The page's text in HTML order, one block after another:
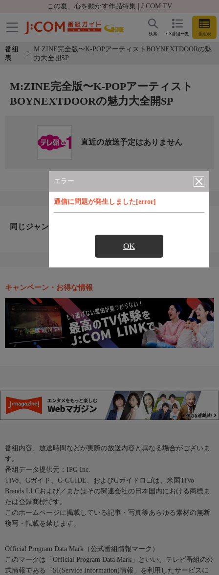
この夏、心を動かす作品特集 | J:COM TV
CS番組一覧 番組表
検索
番組
表
M:ZINE完全版〜K-POPアーティストBOYNEXTDOORの魅
力大全開SP
エラー
通信に問題が発生しました[error]
OK
M:ZINE完全版〜K-POPアーティスト
BOYNEXTDOORの魅力大全開SP
直近の放送予定はありません
同じジャンルのおすすめ番組
キャンペーン・お得な情報
番組内容、放送時間などが実際の放送内容と異なる場合がございま
す。
番組データ提供元：IPG Inc.
TiVo、Gガイド、G-GUIDE、およびGガイドロゴは、米国TiVo
Brands LLCおよび／またはその関連会社の日本国内における商標ま
たは登録商標です。
このホームページに掲載している記事・写真等あらゆる素材の無断
複写・転載を禁じます。
Official Program Data Mark（公式番組情報マーク）
このマークは「Official Program Data Mark」といい、テレビ番組の公
式情報である「SI(Service Information)情報」を利用したサービスに